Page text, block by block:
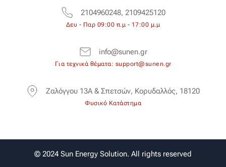
2104960248, 2109425120
Δευ - Παρ 09:00 π.μ - 17:00 μ.μ
info@sunen.gr
Για τεχνικά θέματα: support@sunen.gr
Ζαλόγγου 13Α & Σπετσών, Κορυδαλλός, 18120
Φυσικό Κατάστημα
© 2024 Sun Energy Solution. All rights reserved